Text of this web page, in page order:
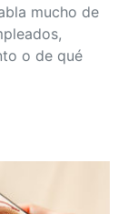
mucho de
o de qué